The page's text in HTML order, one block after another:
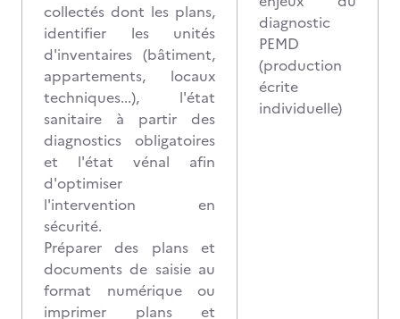
collectés dont les plans,
identifier les unités
d'inventaires (bâtiment,
appartements, locaux
techniques...), l'état
sanitaire à partir des
diagnostics obligatoires
et l'état vénal afin
d'optimiser
l'intervention en
sécurité.
Préparer des plans et
documents de saisie au
format numérique ou
imprimer plans et
diagnostic
PEMD
(production
écrite
individuelle)